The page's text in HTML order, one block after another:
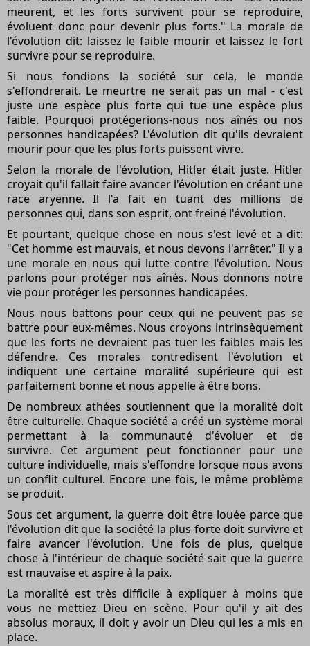
meurent, et les forts survivent pour se reproduire,
évoluent donc pour devenir plus forts." La morale de
l'évolution dit: laissez le faible mourir et laissez le fort
survivre pour se reproduire.
Si nous fondions la société sur cela, le monde
s'effondrerait. Le meurtre ne serait pas un mal - c'est
juste une espèce plus forte qui tue une espèce plus
faible. Pourquoi protégerions-nous nos aînés ou nos
personnes handicapées? L'évolution dit qu'ils devraient
mourir pour que les plus forts puissent vivre.
Selon la morale de l'évolution, Hitler était juste. Hitler
croyait qu'il fallait faire avancer l'évolution en créant une
race aryenne. Il l'a fait en tuant des millions de
personnes qui, dans son esprit, ont freiné l'évolution.
Et pourtant, quelque chose en nous s'est levé et a dit:
"Cet homme est mauvais, et nous devons l'arrêter." Il y a
une morale en nous qui lutte contre l'évolution. Nous
parlons pour protéger nos aînés. Nous donnons notre
vie pour protéger les personnes handicapées.
Nous nous battons pour ceux qui ne peuvent pas se
battre pour eux-mêmes. Nous croyons intrinsèquement
que les forts ne devraient pas tuer les faibles mais les
défendre. Ces morales contredisent l'évolution et
indiquent une certaine moralité supérieure qui est
parfaitement bonne et nous appelle à être bons.
De nombreux athées soutiennent que la moralité doit
être culturelle. Chaque société a créé un système moral
permettant à la communauté d'évoluer et de
survivre. Cet argument peut fonctionner pour une
culture individuelle, mais s'effondre lorsque nous avons
un conflit culturel. Encore une fois, le même problème
se produit.
Sous cet argument, la guerre doit être louée parce que
l'évolution dit que la société la plus forte doit survivre et
faire avancer l'évolution. Une fois de plus, quelque
chose à l'intérieur de chaque société sait que la guerre
est mauvaise et aspire à la paix.
La moralité est très difficile à expliquer à moins que
vous ne mettiez Dieu en scène. Pour qu'il y ait des
absolus moraux, il doit y avoir un Dieu qui les a mis en
place.